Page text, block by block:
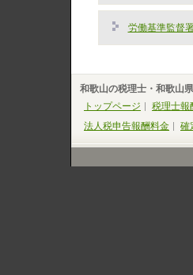
労働基準監督
和歌山の税理士・和歌山
トップページ
税理士報
法人税申告報酬料金
確